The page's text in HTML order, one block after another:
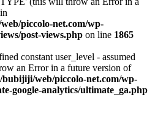
piccolo-net.com/wp-
post-views.php on line 1865
constant user_level - assumed
an Error in a future version of
bubijiji/web/piccolo-net.com/wp-
google-analytics/ultimate_ga.php